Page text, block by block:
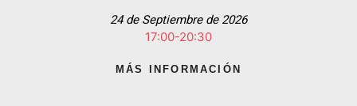
24 de Septiembre de 2026
17:00-20:30
MÁS INFORMACIÓN